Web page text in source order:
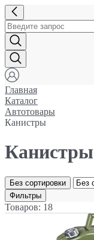
Главная
Каталог
Автотовары
Канистры
Канистры
Без сортировки
Фильтры
Товаров: 18